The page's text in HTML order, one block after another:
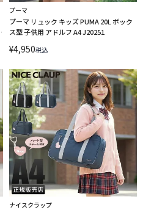
プーマ
プーマ リュック キッズ PUMA 20L ボック
ス型 子供用 アドルフ A4 J20251
¥4,950税込
ナイスクラップ